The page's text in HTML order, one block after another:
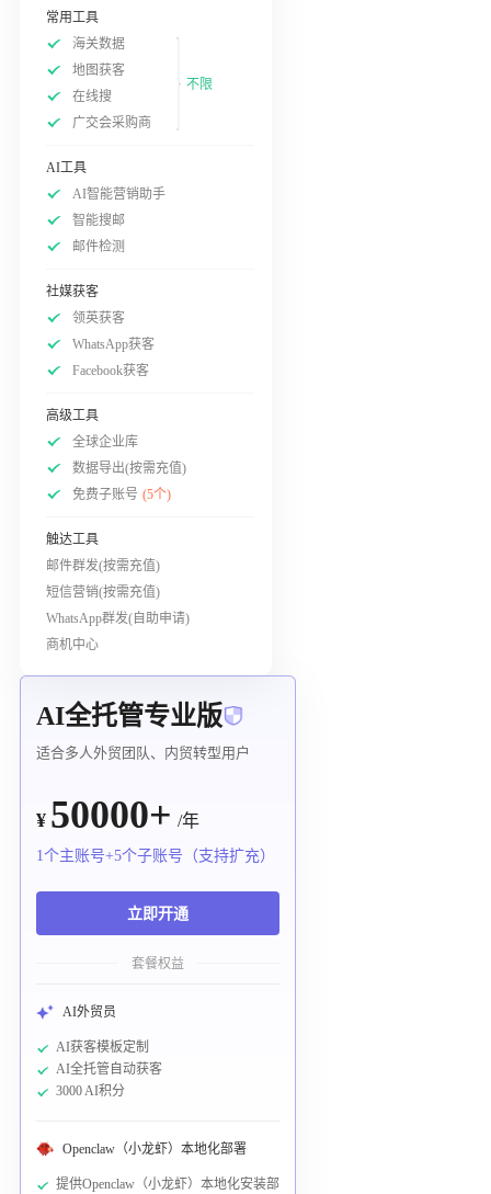
常用工具
海关数据
地图获客
在线搜
广交会采购商
不限
AI工具
AI智能营销助手
智能搜邮
邮件检测
社媒获客
领英获客
WhatsApp获客
Facebook获客
高级工具
全球企业库
数据导出(按需充值)
免费子账号 (5个)
触达工具
邮件群发(按需充值)
短信营销(按需充值)
WhatsApp群发(自助申请)
商机中心
AI全托管专业版
适合多人外贸团队、内贸转型用户
¥ 50000+ /年
1个主账号+5个子账号（支持扩充）
立即开通
套餐权益
AI外贸员
AI获客模板定制
AI全托管自动获客
3000 AI积分
Openclaw（小龙虾）本地化部署
提供Openclaw（小龙虾）本地化安装部